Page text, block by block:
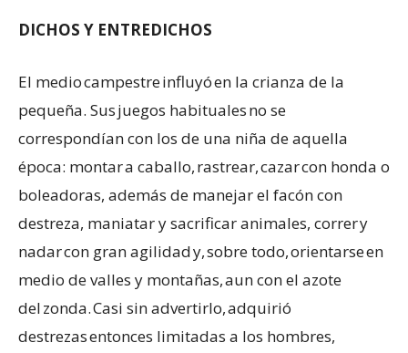
DICHOS Y ENTREDICHOS
El medio campestre influyó en la crianza de la
pequeña. Sus juegos habituales no se
correspondían con los de una niña de aquella
época: montar a caballo, rastrear, cazar con honda o
boleadoras, además de manejar el facón con
destreza, maniatar y sacrificar animales, correr y
nadar con gran agilidad y, sobre todo, orientarse en
medio de valles y montañas, aun con el azote
del zonda. Casi sin advertirlo, adquirió
destrezas entonces limitadas a los hombres,